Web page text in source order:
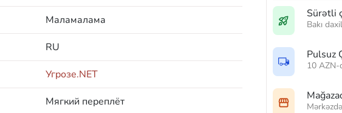
Маламалама
RU
Угрозе.NET
Мягкий переплёт
Sürətli
Bakı
Pulsuz
10 AZN-